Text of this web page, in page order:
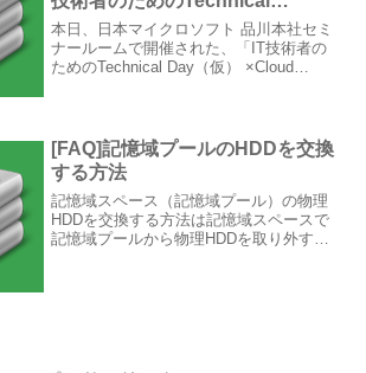
Day×Cloud Samurai Roadshow
でお話する機会を頂きました
本日、日本マイクロソフト 品川本社セミ
ナールームで開催された、「IT技術者の
ためのTechnical Day（仮） ×Cloud
[FAQ]記憶域プールのHDDを交換
する方法
記憶域スペース（記憶域プール）の物理
HDDを交換する方法は記憶域スペースで
記憶域プールから物理HDDを取り外す場